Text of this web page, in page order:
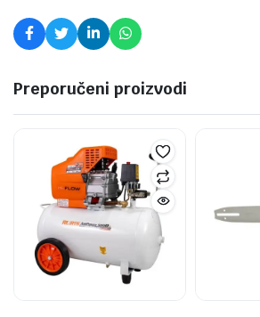
Preporučeni proizvodi